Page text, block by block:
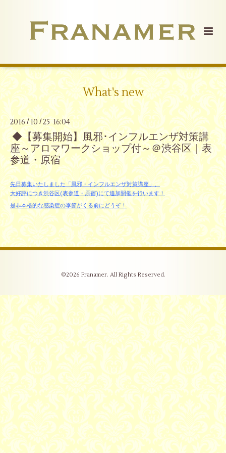
What's new
2016/10 /25 16:04
◆【募集開始】風邪･インフルエンザ対策講
座～アロマワークショップ付～＠渋谷区｜表
参道・原宿
先日募集いたしました「風邪・インフルエンザ対策講座」、
大好評につき渋谷区(表参道・原宿)にて追加開催を行います！
是非本格的な感染症の季節がくる前にどうぞ！
©2026 Franamer. All Rights Reserved.